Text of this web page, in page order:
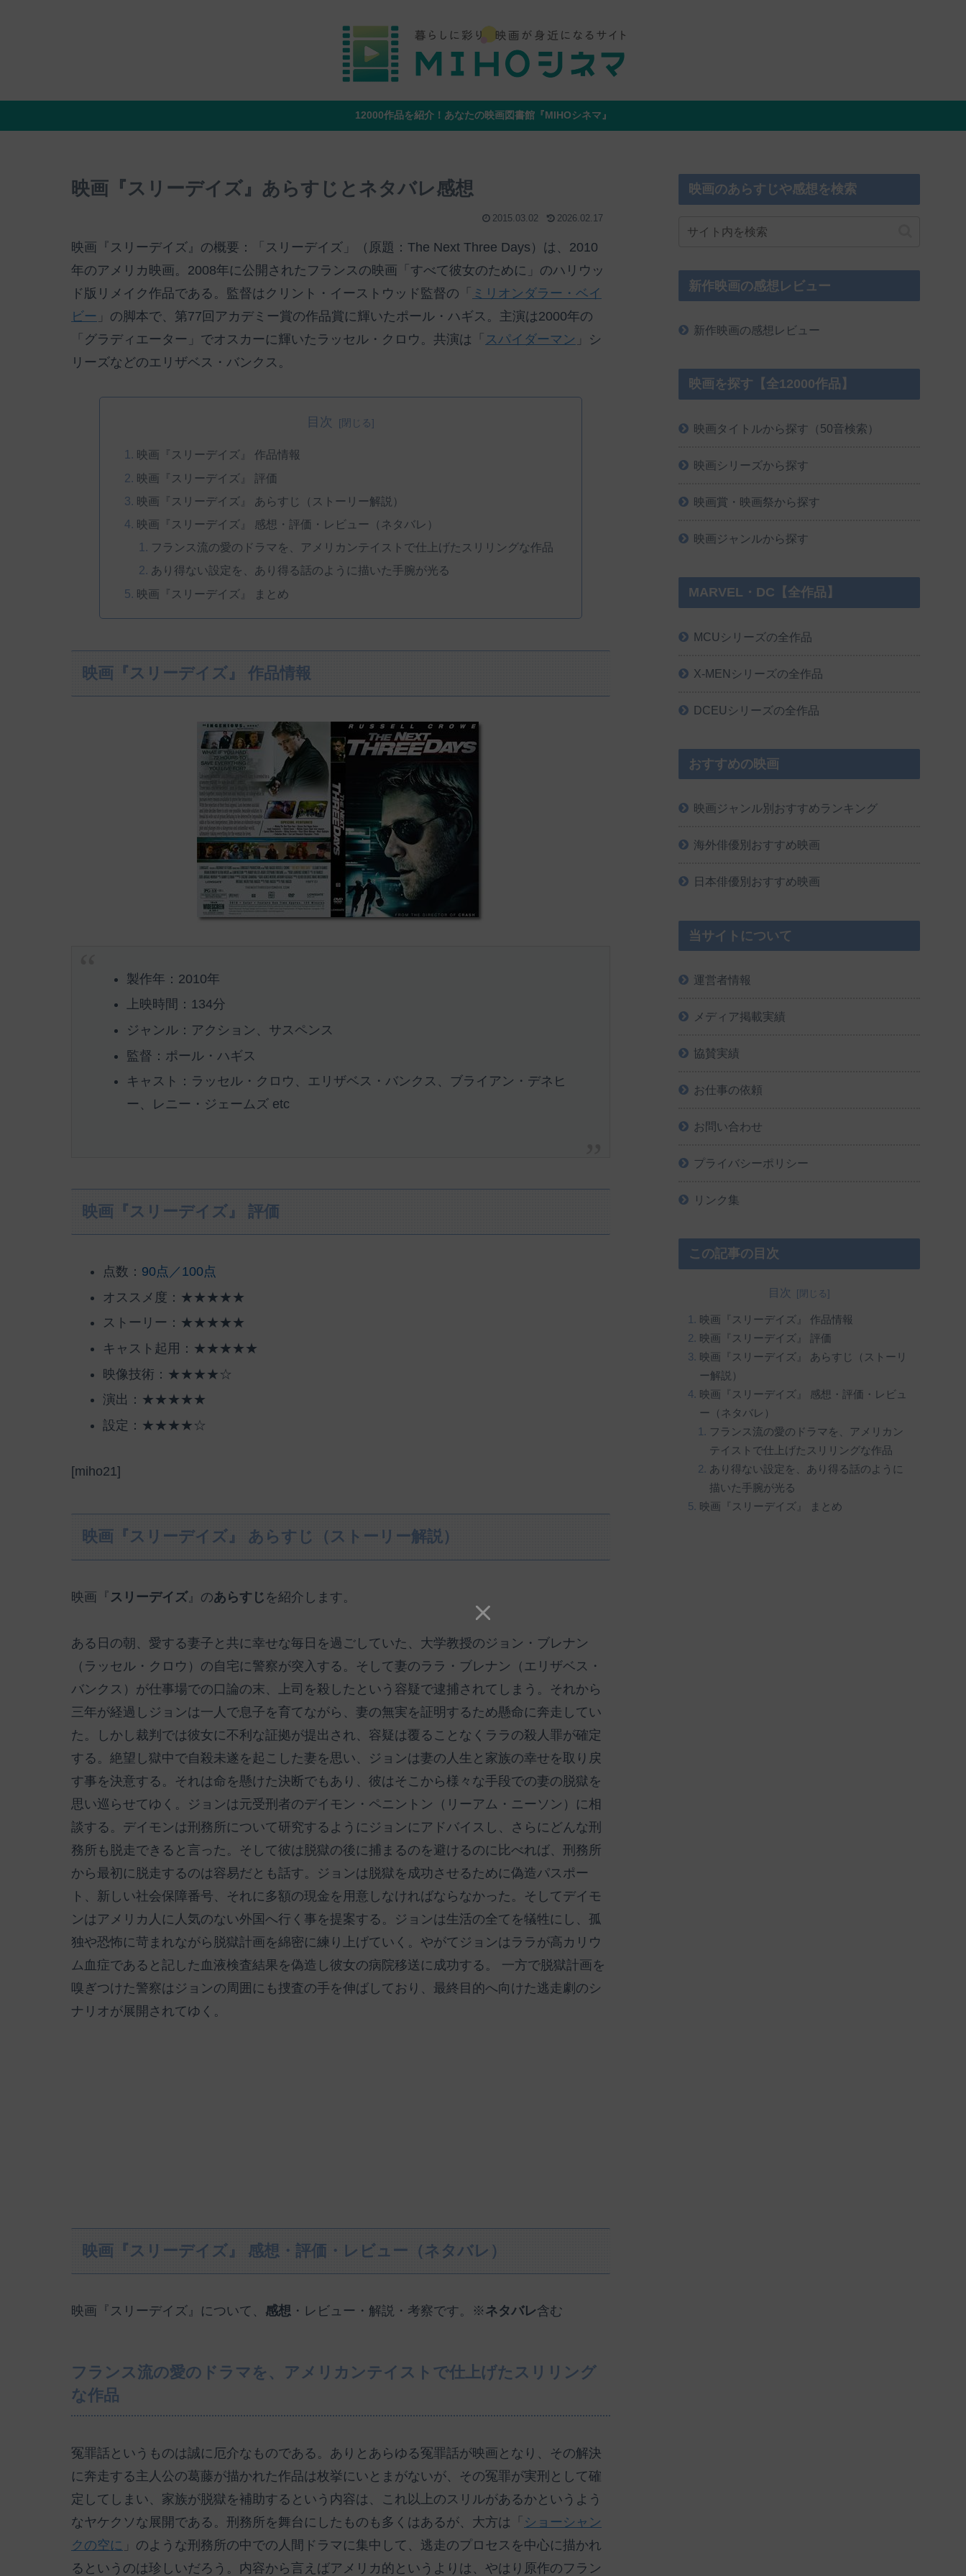
12000作品を紹介！あなたの映画図書館『MIHOシネマ』
映画『スリーデイズ』あらすじとネタバレ感想
2015.03.02 2026.02.17
映画『スリーデイズ』の概要：「スリーデイズ」（原題：The Next Three Days）は、2010
年のアメリカ映画。2008年に公開されたフランスの映画「すべて彼女のために」のハリウッ
ド版リメイク作品である。監督はクリント・イーストウッド監督の「
ミリオンダラー・ベイ
ビー 」の脚本で、第77回アカデミー賞の作品賞に輝いたポール・ハギス。主演は2000年の
「グラディエーター」でオスカーに輝いたラッセル・クロウ。共演は「
スパイダーマン 」シ
リーズなどのエリザベス・バンクス。
目次
映画『スリーデイズ』 作品情報
映画『スリーデイズ』 評価
映画『スリーデイズ』 あらすじ（ストーリー解説）
映画『スリーデイズ』 感想・評価・レビュー（ネタバレ）
フランス流の愛のドラマを、アメリカンテイストで仕上げたスリリングな作品
あり得ない設定を、あり得る話のように描いた手腕が光る
映画『スリーデイズ』 まとめ
映画『スリーデイズ』 作品情報
製作年：2010年
上映時間：134分
ジャンル：アクション、サスペンス
監督：ポール・ハギス
キャスト：ラッセル・クロウ、エリザベス・バンクス、ブライアン・デネヒ
ー、レニー・ジェームズ etc
映画『スリーデイズ』 評価
点数： 90点／100点
オススメ度：★★★★★
ストーリー：★★★★★
キャスト起用：★★★★★
映像技術：★★★★☆
演出：★★★★★
設定：★★★★☆
[miho21]
映画『スリーデイズ』 あらすじ（ストーリー解説）
映画『 スリーデイズ』のあらすじ を紹介します。
ある日の朝、愛する妻子と共に幸せな毎日を過ごしていた、大学教授のジョン・ブレナン
（ラッセル・クロウ）の自宅に警察が突入する。そして妻のララ・ブレナン（エリザベス・
バンクス）が仕事場での口論の末、上司を殺したという容疑で逮捕されてしまう。それから
三年が経過しジョンは一人で息子を育てながら、妻の無実を証明するため懸命に奔走してい
た。しかし裁判では彼女に不利な証拠が提出され、容疑は覆ることなくララの殺人罪が確定
する。絶望し獄中で自殺未遂を起こした妻を思い、ジョンは妻の人生と家族の幸せを取り戻
す事を決意する。それは命を懸けた決断でもあり、彼はそこから様々な手段での妻の脱獄を
思い巡らせてゆく。ジョンは元受刑者のデイモン・ペニントン（リーアム・ニーソン）に相
談する。デイモンは刑務所について研究するようにジョンにアドバイスし、さらにどんな刑
務所も脱走できると言った。そして彼は脱獄の後に捕まるのを避けるのに比べれば、刑務所
から最初に脱走するのは容易だとも話す。ジョンは脱獄を成功させるために偽造パスポー
ト、新しい社会保障番号、それに多額の現金を用意しなければならなかった。そしてデイモ
ンはアメリカ人に人気のない外国へ行く事を提案する。ジョンは生活の全てを犠牲にし、孤
独や恐怖に苛まれながら脱獄計画を綿密に練り上げていく。やがてジョンはララが高カリウ
ム血症であると記した血液検査結果を偽造し彼女の病院移送に成功する。 一方で脱獄計画を
嗅ぎつけた警察はジョンの周囲にも捜査の手を伸ばしており、最終目的へ向けた逃走劇のシ
ナリオが展開されてゆく。
映画『スリーデイズ』 感想・評価・レビュー（ネタバレ）
映画『スリーデイズ』について、 感想 ・レビュー・解説・考察です。※ ネタバレ含む
フランス流の愛のドラマを、アメリカンテイストで仕上げたスリリング
な作品
冤罪話というものは誠に厄介なものである。ありとあらゆる冤罪話が映画となり、その解決
に奔走する主人公の葛藤が描かれた作品は枚挙にいとまがないが、その冤罪が実刑として確
定してしまい、家族が脱獄を補助するという内容は、これ以上のスリルがあるかというよう
なヤケクソな展開である。刑務所を舞台にしたものも多くはあるが、大方は「 ショーシャン
クの空に
」のような刑務所の中での人間ドラマに集中して、逃走のプロセスを中心に描かれ
るというのは珍しいだろう。内容から言えばアメリカ的というよりは、やはり原作のフラン
映画のあらすじや感想を検索
新作映画の感想レビュー
新作映画の感想レビュー
映画を探す【全12000作品】
映画タイトルから探す（50音検索）
映画シリーズから探す
映画賞・映画祭から探す
映画ジャンルから探す
MARVEL・DC【全作品】
MCUシリーズの全作品
X-MENシリーズの全作品
DCEUシリーズの全作品
おすすめの映画
映画ジャンル別おすすめランキング
海外俳優別おすすめ映画
日本俳優別おすすめ映画
当サイトについて
運営者情報
メディア掲載実績
協賛実績
お仕事の依頼
お問い合わせ
プライバシーポリシー
リンク集
この記事の目次
目次
映画『スリーデイズ』 作品情報
映画『スリーデイズ』 評価
映画『スリーデイズ』 あらすじ（ストーリ
ー解説）
映画『スリーデイズ』 感想・評価・レビュ
ー（ネタバレ）
フランス流の愛のドラマを、アメリカン
テイストで仕上げたスリリングな作品
あり得ない設定を、あり得る話のように
描いた手腕が光る
映画『スリーデイズ』 まとめ